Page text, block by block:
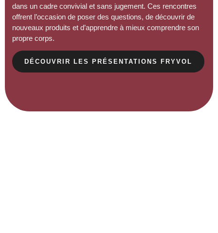
dans un cadre convivial et sans jugement. Ces rencontres
offrent l’occasion de poser des questions, de découvrir de
nouveaux produits et d’apprendre à mieux comprendre son
propre corps.
DÉCOUVRIR LES PRÉSENTATIONS FRYVOL